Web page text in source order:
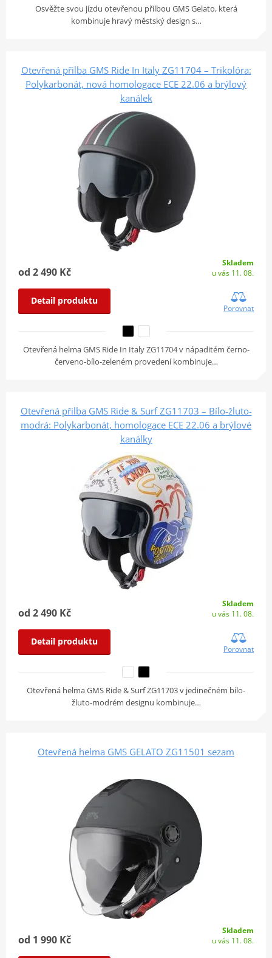
Osvěžte svou jízdu otevřenou přilbou GMS Gelato, která
kombinuje hravý městský design s…
Otevřená přilba GMS Ride In Italy ZG11704 – Trikolóra:
Polykarbonát, nová homologace ECE 22.06 a brýlový
kanálek
od 2 490 Kč
Skladem
u vás 11. 08.
Detail produktu
Porovnat
Otevřená helma GMS Ride In Italy ZG11704 v nápaditém černo-
červeno-bílo-zeleném provedení kombinuje…
Otevřená přilba GMS Ride & Surf ZG11703 – Bílo-žluto-
modrá: Polykarbonát, homologace ECE 22.06 a brýlové
kanálky
od 2 490 Kč
Skladem
u vás 11. 08.
Detail produktu
Porovnat
Otevřená helma GMS Ride & Surf ZG11703 v jedinečném bílo-
žluto-modrém designu kombinuje…
Otevřená helma GMS GELATO ZG11501 sezam
od 1 990 Kč
Skladem
u vás 11. 08.